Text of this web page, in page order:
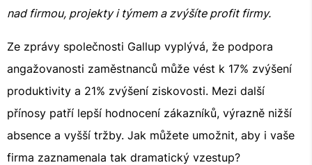
nad firmou, projekty i týmem a zvýšíte profit firmy.
Ze zprávy společnosti Gallup vyplývá, že podpora
angažovanosti zaměstnanců může vést k 17% zvýšení
produktivity a 21% zvýšení ziskovosti. Mezi další
přínosy patří lepší hodnocení zákazníků, výrazně nižší
absence a vyšší tržby. Jak můžete umožnit, aby i vaše
firma zaznamenala tak dramatický vzestup?